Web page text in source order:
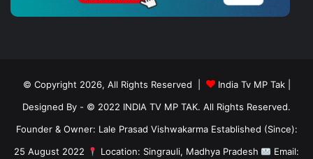
© Copyright 2026, All Rights Reserved | India Tv MP Tak|
Designed By - © 2022 INDIA TV MP TAK. All Rights Reserved.
Founder & Owner: Lale Prasad Vishwakarma Established (Since):
25 August 2022
Location: Singrauli, Madhya Pradesh Email: